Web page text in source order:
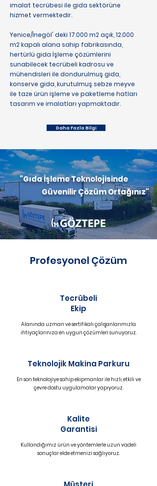
imalat tecrübesi ile gida sektörüne
hizmet vermektedir.
Yenice/İnegöl' deki 17.000 m2 açık, 12.000
m2 kapalı alana sahip fabrikasında,
hertürlü gida İşleme çözümlerini
sunabilecek tecrübeli kadrosu ve
mühendisleri ile dondurulmuş gida,
konserve gida, kurutulmuş sebze meyve
ile taze ürün işleme ve paketleme hatları
tasarım ve imalatları yapmaktadır.
Daha Fazla Bilgi
"Gıda İşleme Teknolojisinde
Güvenilir Çözüm Ortağınız"
Profesyonel Çözüm
Tecrübeli
Ekip
Alanında uzman ve sertifikalı çalışanlarımızla
ihtiyaçlarınıza en uygun çözümleri sunuyoruz.
Teknolojik Makina Parkuru
En son teknolojiye sahip ekipmanlar ile hızlı, etkili ve
çevre dostu uygulamalar yapıyoruz.
Kalite
Garantisi
Kullandığımız ürün ve yöntemlerle uzun vadeli
sonuçlar elde etmenizi sağlıyoruz.